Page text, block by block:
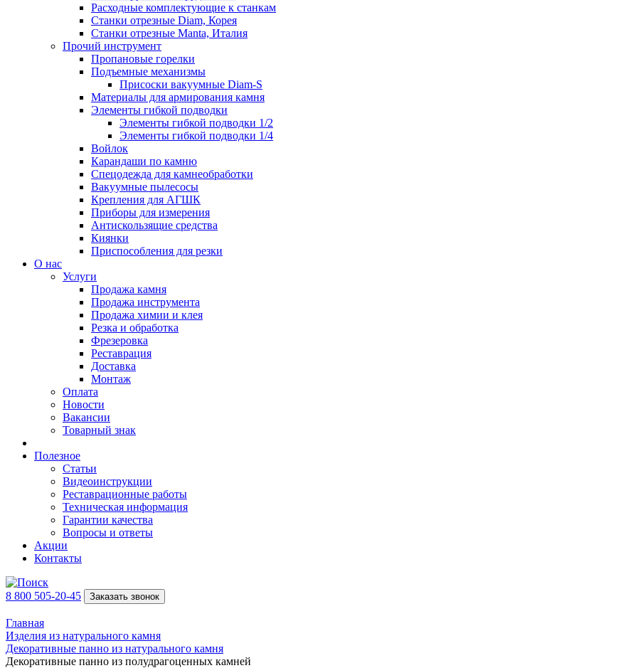
Расходные комплектующие к станкам
Станки отрезные Diam, Корея
Станки отрезные Manta, Италия
Прочий инструмент
Пропановые горелки
Подъeмные механизмы
Присоски вакуумные Diam-S
Материалы для армирования камня
Элементы гибкой подводки
Элементы гибкой подводки 1/2
Элементы гибкой подводки 1/4
Войлок
Карандаши по камню
Спецодежда для камнеобработки
Вакуумные пылесосы
Крепления для АГШК
Приборы для измерения
Антискользящие средства
Киянки
Приспособления для резки
О нас
Услуги
Продажа камня
Продажа инструмента
Продажа химии и клея
Резка и обработка
Фрезеровка
Реставрация
Доставка
Монтаж
Оплата
Новости
Вакансии
Товарный знак
Полезное
Статьи
Видеоинструкции
Реставрационные работы
Техническая информация
Гарантии качества
Вопросы и ответы
Акции
Контакты
8 800 505-20-45 Заказать звонок
Главная
Изделия из натурального камня
Декоративные панно из натурального камня
Декоративные панно из полудрагоценных камней